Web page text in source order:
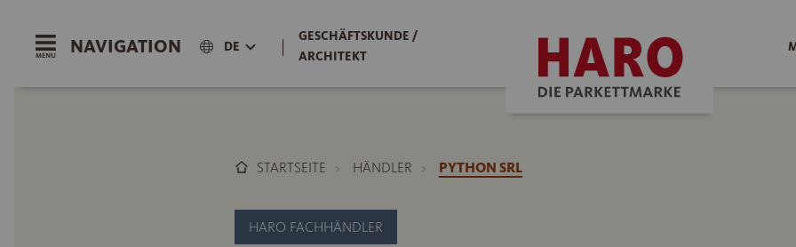
NAVIGATION DE |
GESCHÄFTSKUNDE /
ARCHITEKT
STARTSEITE HÄNDLER PYTHON SRL
HARO FACHHÄNDLER